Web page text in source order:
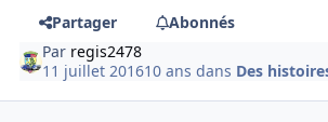
Partager
Abonnés
Par regis2478
11 juillet 201610 ans dans Des